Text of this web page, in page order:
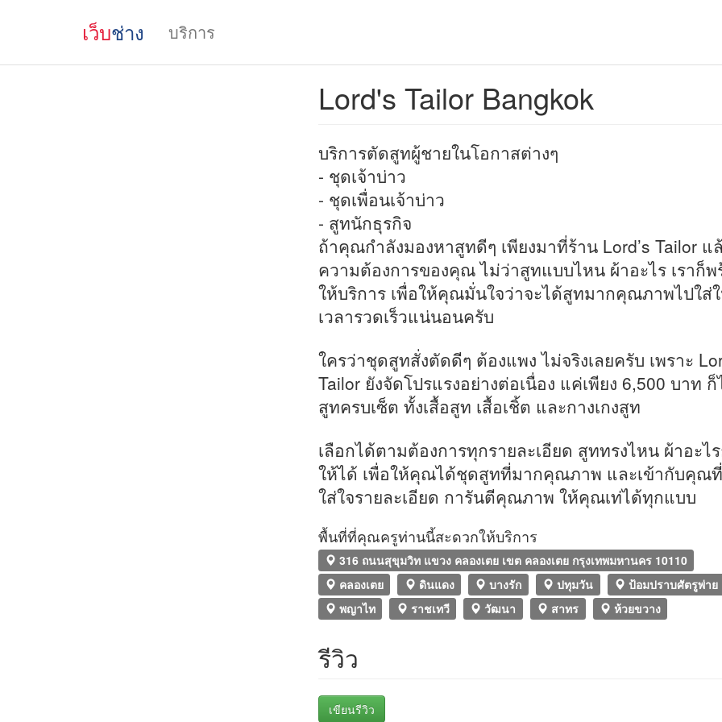
เว็บช่าง บริการ
Lord's Tailor Bangkok
บริการตัดสูทผู้ชายในโอกาสต่างๆ
- ชุดเจ้าบ่าว
- ชุดเพื่อนเจ้าบ่าว
- สูทนักธุรกิจ
ถ้าคุณกำลังมองหาสูทดีๆ เพียงมาที่ร้าน Lord’s Tailor แ
ความต้องการของคุณ ไม่ว่าสูทแบบไหน ผ้าอะไร เราก็พ
ให้บริการ เพื่อให้คุณมั่นใจว่าจะได้สูทมากคุณภาพไปใส่
เวลารวดเร็วแน่นอนครับ
ใครว่าชุดสูทสั่งตัดดีๆ ต้องแพง ไม่จริงเลยครับ เพราะ
Tailor ยังจัดโปรแรงอย่างต่อเนื่อง แค่เพียง 6,500 บาท
สูทครบเซ็ต ทั้งเสื้อสูท เสื้อเชิ้ต และกางเกงสูท
เลือกได้ตามต้องการทุกรายละเอียด สูททรงไหน ผ้าอะไ
ให้ได้ เพื่อให้คุณได้ชุดสูทที่มากคุณภาพ และเข้ากับคุณ
ใส่ใจรายละเอียด การันตีคุณภาพ ให้คุณเท่ได้ทุกแบบ
พื้นที่ที่คุณครูท่านนี้สะดวกให้บริการ
316 ถนนสุขุมวิท แขวง คลองเตย เขต คลองเตย กรุงเทพมหานคร 10110
คลองเตย
ดินแดง บางรัก ปทุมวัน
ป้อมปราบศัตรูพ่าย
พญาไท
ราชเทวี วัฒนา สาทร ห้วยขวาง
รีวิว
เขียนรีวิว